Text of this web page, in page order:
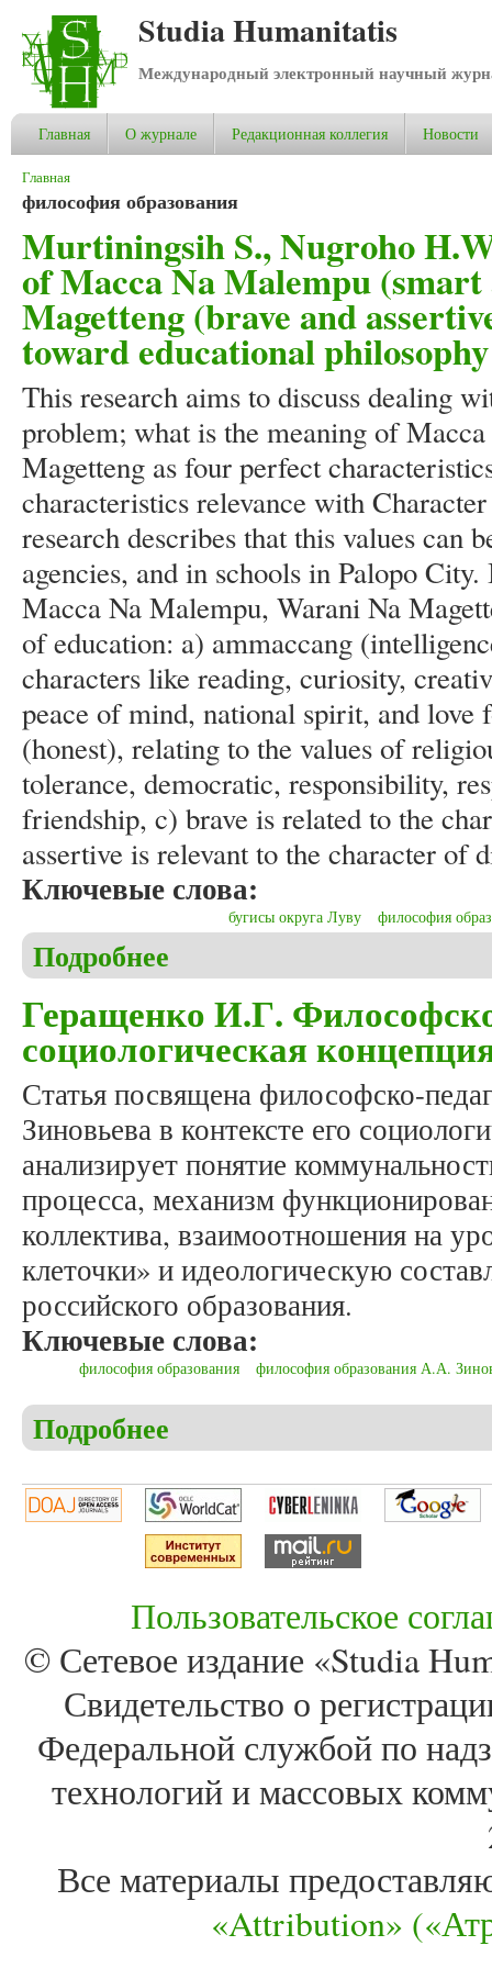
Studia Humanitatis
Международный электронный научный
Главная О журнале Редакционная коллегия Новости
Вы здесь
Главная
философия образования
Murtiningsih S., Nugroho
of Macca Na Malempu
Magetteng (brave and
toward educational
This research aims to discuss dealing
problem; what is the meaning of
Magetteng as four perfect
characteristics relevance with
research describes that this values can
agencies, and in schools in Palopo
Macca Na Malempu, Warani Na
of education: a) ammaccang
characters like reading, curiosity,
peace of mind, national spirit, and love
(honest), relating to the values of
tolerance, democratic, responsibility,
friendship, c) brave is related to the
assertive is relevant to the character of
Ключевые слова:
бугисы округа Луву философия
Подробнее
Геращенко И.Г.
социологическая
Статья посвящена философско-
Зиновьева в контексте его
анализирует понятие
процесса, механизм
коллектива, взаимоотношения на
клеточки» и идеологическую
российского образования.
Ключевые слова:
философия образования философия образования А.А.
Подробнее
Пользовательское
© Сетевое издание «Studia
Свидетельство о
Федеральной службой по
технологий и массовых
Все материалы
«Attribution»